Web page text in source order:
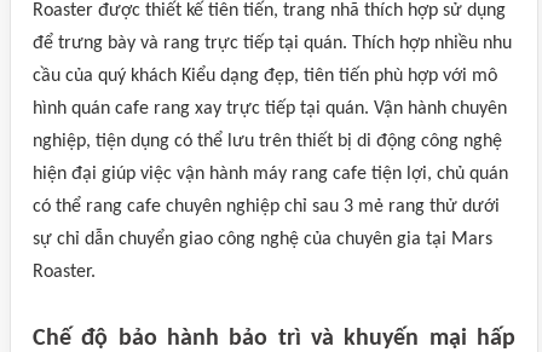
Roaster được thiết kế tiên tiến, trang nhã thích hợp sử dụng
để trưng bày và rang trực tiếp tại quán. Thích hợp nhiều nhu
cầu của quý khách Kiểu dạng đẹp, tiên tiến phù hợp với mô
hình quán cafe rang xay trực tiếp tại quán. Vận hành chuyên
nghiệp, tiện dụng có thể lưu trên thiết bị di động công nghệ
hiện đại giúp việc vận hành máy rang cafe tiện lợi, chủ quán
có thể rang cafe chuyên nghiệp chỉ sau 3 mẻ rang thử dưới
sự chỉ dẫn chuyển giao công nghệ của chuyên gia tại Mars
Roaster.
Chế độ bảo hành bảo trì và khuyến mại hấp